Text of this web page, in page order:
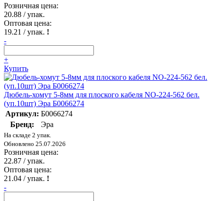
Розничная цена:
20.88 / упак.
Оптовая цена:
19.21 / упак. !
-
+
Купить
Дюбель-хомут 5-8мм для плоского кабеля NO-224-562 бел.
(уп.10шт) Эра Б0066274
Артикул: Б0066274
Бренд:
Эра
На складе 2 упак.
Обновлено 25.07.2026
Розничная цена:
22.87 / упак.
Оптовая цена:
21.04 / упак. !
-